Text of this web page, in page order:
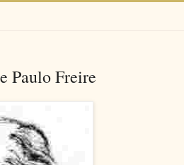
Paulo Freire